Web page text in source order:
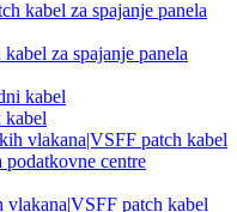
za spajanje panela
patch kabel